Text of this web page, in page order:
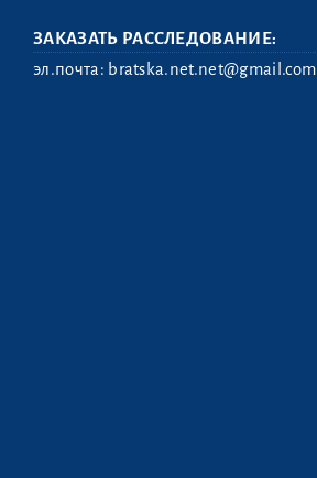
ЗАКАЗАТЬ РАССЛЕДОВАНИЕ:
эл.почта: bratska.net.net@gmail.com